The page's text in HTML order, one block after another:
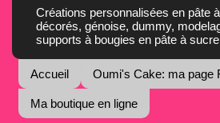
Créations personnalisées en pâte
décorés, génoise, dummy,
supports à bougies en pâte à
Accueil Oumi's Cake: ma page
Ma boutique en ligne